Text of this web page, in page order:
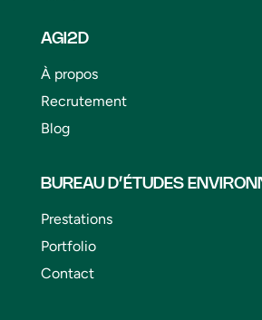
AGI2D
À propos
Recrutement
Blog
BUREAU D’ÉTUDES
Prestations
Portfolio
Contact